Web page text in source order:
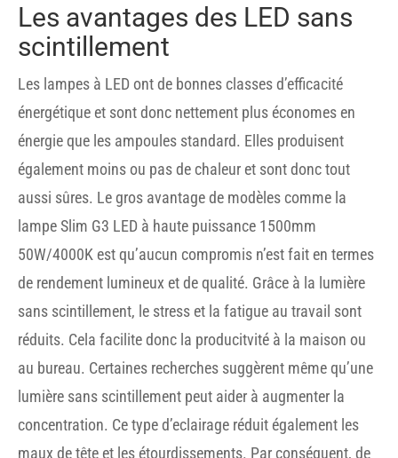
Les avantages des LED sans
scintillement
Les lampes à LED ont de bonnes classes d’efficacité
énergétique et sont donc nettement plus économes en
énergie que les ampoules standard. Elles produisent
également moins ou pas de chaleur et sont donc tout
aussi sûres. Le gros avantage de modèles comme la
lampe Slim G3 LED à haute puissance 1500mm
50W/4000K est qu’aucun compromis n’est fait en termes
de rendement lumineux et de qualité. Grâce à la lumière
sans scintillement, le stress et la fatigue au travail sont
réduits. Cela facilite donc la producitvité à la maison ou
au bureau. Certaines recherches suggèrent même qu’une
lumière sans scintillement peut aider à augmenter la
concentration. Ce type d’eclairage réduit également les
maux de tête et les étourdissements. Par conséquent, de